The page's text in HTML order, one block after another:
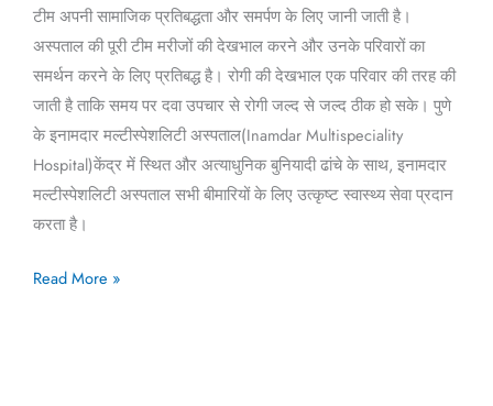
टीम अपनी सामाजिक प्रतिबद्धता और समर्पण के लिए जानी जाती है।
अस्पताल की पूरी टीम मरीजों की देखभाल करने और उनके परिवारों का
समर्थन करने के लिए प्रतिबद्ध है। रोगी की देखभाल एक परिवार की तरह की
जाती है ताकि समय पर दवा उपचार से रोगी जल्द से जल्द ठीक हो सके। पुणे
के इनामदार मल्टीस्पेशलिटी अस्पताल(Inamdar Multispeciality
Hospital)केंद्र में स्थित और अत्याधुनिक बुनियादी ढांचे के साथ, इनामदार
मल्टीस्पेशलिटी अस्पताल सभी बीमारियों के लिए उत्कृष्ट स्वास्थ्य सेवा प्रदान
करता है।
Read More »